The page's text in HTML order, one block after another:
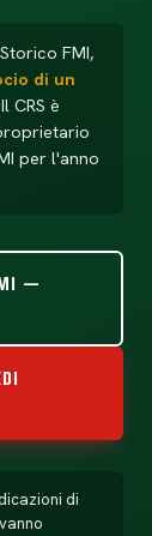
FMI,
di un
CRS è
per l'anno
—
di